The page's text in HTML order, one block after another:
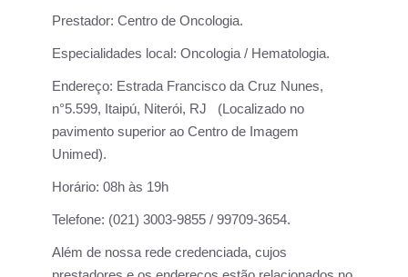
Prestador: Centro de Oncologia.
Especialidades local: Oncologia / Hematologia.
Endereço: Estrada Francisco da Cruz Nunes,
n°5.599, Itaipú, Niterói, RJ (Localizado no
pavimento superior ao Centro de Imagem
Unimed).
Horário: 08h às 19h
Telefone: (021) 3003-9855 / 99709-3654.
Além de nossa rede credenciada, cujos